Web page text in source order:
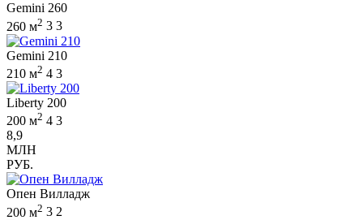
Gemini 260
260 м2 3 3
Gemini 210
210 м2 4 3
Liberty 200
200 м2 4 3
8,9
МЛН
РУБ.
Опен Вилладж
200 м2 3 2